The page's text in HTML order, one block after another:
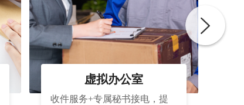
虚拟办公室
收件服务+专属秘书接电，提